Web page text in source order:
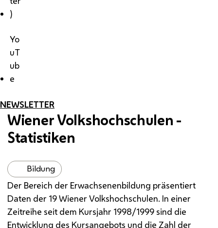
)
Yo
uT
ub
e
NEWSLETTER
Wiener Volkshochschulen -
Statistiken
Bildung
Der Bereich der Erwachsenenbildung präsentiert
Daten der 19 Wiener Volkshochschulen. In einer
Zeitreihe seit dem Kursjahr 1998/1999 sind die
Entwicklung des Kursangebots und die Zahl der